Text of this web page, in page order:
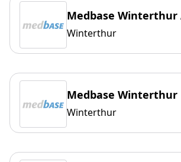
Medbase Winterthur
Winterthur
Medbase Winterthur
Winterthur